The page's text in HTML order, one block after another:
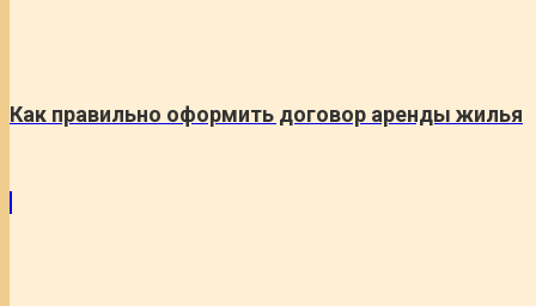
Как правильно оформить договор аренды жилья